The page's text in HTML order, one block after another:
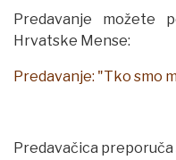
Predavanje možete
Hrvatske Mense:
Predavanje: "Tko smo
Predavačica